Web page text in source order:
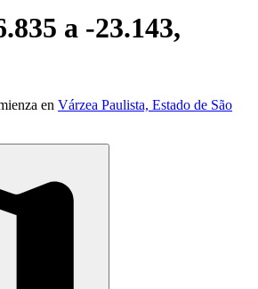
a -23.143,
en Várzea Paulista, Estado de São